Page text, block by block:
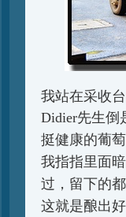
我站在采收
Didier先生倒
挺健康的葡
我指指里面
过，留下的
这就是酿出